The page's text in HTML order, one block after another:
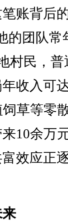
账背后
的团队常
村民，普
收入可
草等零
10余万
效应正